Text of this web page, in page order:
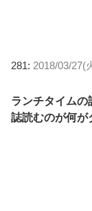
281: 2018/03/27(
ランチタイムの
誌読むのが何が